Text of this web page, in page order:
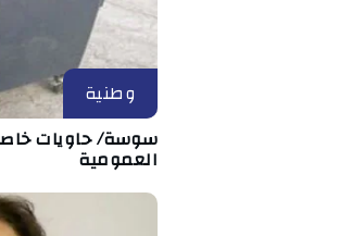
وطنية
سوسة/ حاويات
العمومية